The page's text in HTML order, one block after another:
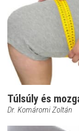
Túlsúly és
Dr. Komáromi Zoltán